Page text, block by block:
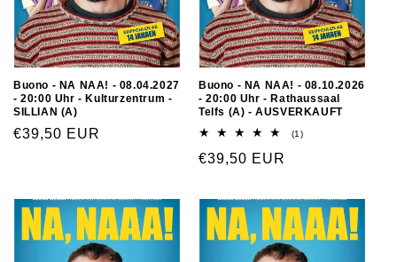
Buono - NA NAA! - 08.04.2027
- 20:00 Uhr - Kulturzentrum -
SILLIAN (A)
€39,50 EUR
Buono - NA NAA! - 08.10.2026
- 20:00 Uhr - Rathaussaal
Telfs (A) - AUSVERKAUFT
(1)
€39,50 EUR